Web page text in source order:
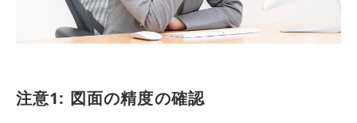
注意1: 図面の精度の確認